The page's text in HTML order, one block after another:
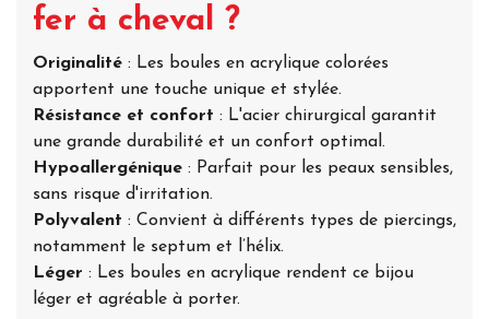
fer à cheval ?
Originalité : Les boules en acrylique colorées
apportent une touche unique et stylée.
Résistance et confort : L'acier chirurgical garantit
une grande durabilité et un confort optimal.
Hypoallergénique : Parfait pour les peaux sensibles,
sans risque d'irritation.
Polyvalent : Convient à différents types de piercings,
notamment le septum et l’hélix.
Léger : Les boules en acrylique rendent ce bijou
léger et agréable à porter.